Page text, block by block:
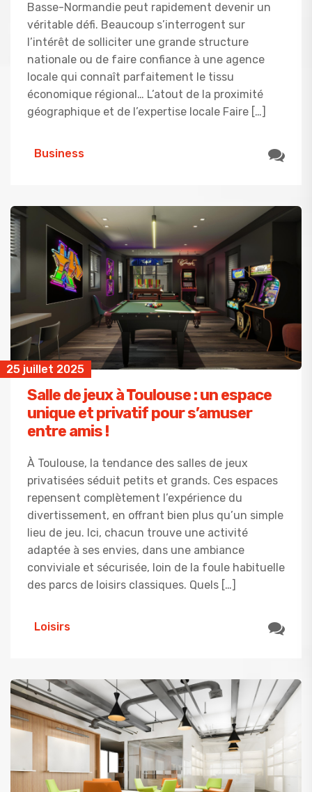
Basse-Normandie peut rapidement devenir un
véritable défi. Beaucoup s’interrogent sur
l’intérêt de solliciter une grande structure
nationale ou de faire confiance à une agence
locale qui connaît parfaitement le tissu
économique régional… L’atout de la proximité
géographique et de l’expertise locale Faire […]
Business
25 juillet 2025
Salle de jeux à Toulouse : un espace
unique et privatif pour s’amuser
entre amis !
À Toulouse, la tendance des salles de jeux
privatisées séduit petits et grands. Ces espaces
repensent complètement l’expérience du
divertissement, en offrant bien plus qu’un simple
lieu de jeu. Ici, chacun trouve une activité
adaptée à ses envies, dans une ambiance
conviviale et sécurisée, loin de la foule habituelle
des parcs de loisirs classiques. Quels […]
Loisirs